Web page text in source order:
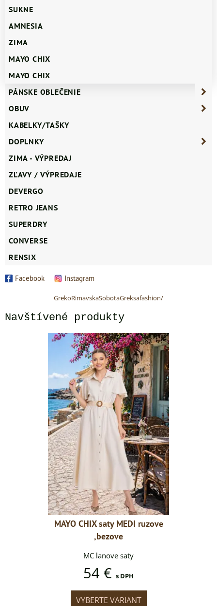
SUKNE
AMNESIA
ZIMA
MAYO CHIX
MAYO CHIX
PÁNSKE OBLEČENIE
OBUV
KABELKY/TAŠKY
DOPLNKY
ZIMA - VÝPREDAJ
ZĽAVY / VÝPREDAJE
DEVERGO
RETRO JEANS
SUPERDRY
CONVERSE
RENSIX
Facebook Instagram
GrekoRimavskaSobotaGreksafashion/
Navštívené produkty
MAYO CHIX saty MEDI ruzove
,bezove
MC lanove saty
54 € s DPH
VYBERTE VARIANT